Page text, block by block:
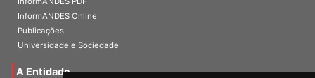
InformANDES Online
Publicações
Universidade e Sociedade
A Entidade